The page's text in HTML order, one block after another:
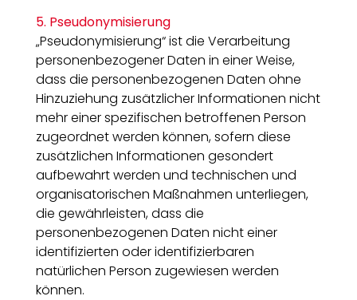
5. Pseudonymisierung
„Pseudonymisierung“ ist die Verarbeitung
personenbezogener Daten in einer Weise,
dass die personenbezogenen Daten ohne
Hinzuziehung zusätzlicher Informationen nicht
mehr einer spezifischen betroffenen Person
zugeordnet werden können, sofern diese
zusätzlichen Informationen gesondert
aufbewahrt werden und technischen und
organisatorischen Maßnahmen unterliegen,
die gewährleisten, dass die
personenbezogenen Daten nicht einer
identifizierten oder identifizierbaren
natürlichen Person zugewiesen werden
können.